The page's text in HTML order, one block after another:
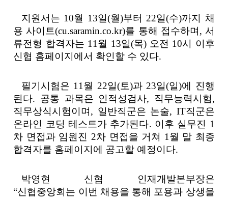
지원서는 10월 13일(월)부터22일(수)까지 채
용 사이트(cu.saramin.co.kr)를 통해 접수하며 , 서
류전형 합격자는 11월 13일(목) 오전 10시 이후
신협 홈페이지에서 확인할 수 있다.
필기시험은 11월 22일(토)과23일(일)에 진행
된다. 공통 과목은 인적성검사, 직무능력시험,
직무상식시험이며 , 일반직군은 논술, IT직군은
온라인 코딩 테스트가 추가된다. 이후 실무진 1
차 면접과 임원진 2차 면접을 거쳐 1월 말 최종
합격자를 홈페이지에 공고할 예정이다.
박영현 신협 인재개발본부장은
“신협중앙회는 이번 채용을 통해 포용과 상생을